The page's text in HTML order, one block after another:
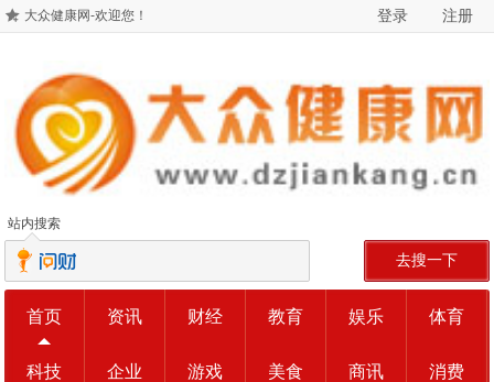
大众健康网-欢迎您！ 登录 注册
站内搜索
去搜一下
首页 资讯 财经 教育 娱乐 体育
科技 企业 游戏 美食 商讯 消费